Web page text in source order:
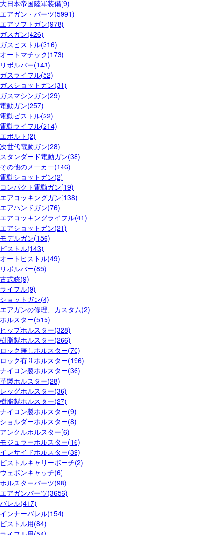
大日本帝国陸軍装備(9)
エアガン・パーツ(5991)
エアソフトガン(978)
ガスガン(426)
ガスピストル(316)
オートマチック(173)
リボルバー(143)
ガスライフル(52)
ガスショットガン(31)
ガスマシンガン(29)
電動ガン(257)
電動ピストル(22)
電動ライフル(214)
エボルト(2)
次世代電動ガン(28)
スタンダード電動ガン(38)
その他のメーカー(146)
電動ショットガン(2)
コンパクト電動ガン(19)
エアコッキングガン(138)
エアハンドガン(76)
エアコッキングライフル(41)
エアショットガン(21)
モデルガン(156)
ピストル(143)
オートピストル(49)
リボルバー(85)
古式銃(9)
ライフル(9)
ショットガン(4)
エアガンの修理、カスタム(2)
ホルスター(515)
ヒップホルスター(328)
樹脂製ホルスター(266)
ロック無しホルスター(70)
ロック有りホルスター(196)
ナイロン製ホルスター(36)
革製ホルスター(28)
レッグホルスター(36)
樹脂製ホルスター(27)
ナイロン製ホルスター(9)
ショルダーホルスター(8)
アンクルホルスター(6)
モジュラーホルスター(16)
インサイドホルスター(39)
ピストルキャリーポーチ(2)
ウェポンキャッチ(6)
ホルスターパーツ(98)
エアガンパーツ(3656)
バレル(417)
インナーバレル(154)
ピストル用(84)